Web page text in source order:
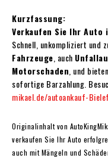
Kurzfassung:
Verkaufen Sie Ihr Auto
Schnell, unkompliziert und
Fahrzeuge , auch
Motorschaden , und
sofortige Barzahlung.
mikael.de/autoankauf-
Originalinhalt von
verkaufen Sie Ihr Auto
auch mit Mängeln und